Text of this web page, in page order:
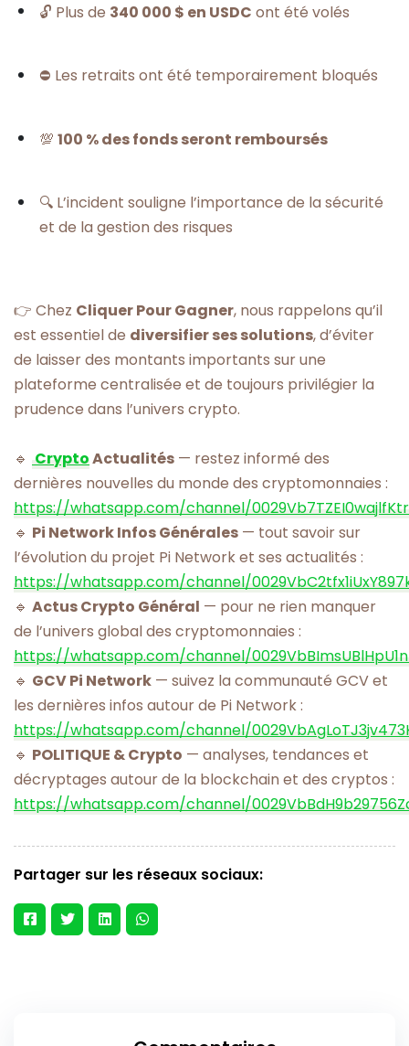
🔓 Plus de 340 000 $ en USDC ont été volés
⛔ Les retraits ont été temporairement bloqués
💯 100 % des fonds seront remboursés
🔍 L’incident souligne l’importance de la sécurité
et de la gestion des risques
👉 Chez Cliquer Pour Gagner, nous rappelons qu’il
est essentiel de diversifier ses solutions, d’éviter
de laisser des montants importants sur une
plateforme centralisée et de toujours privilégier la
prudence dans l’univers crypto.
🔹 CryptoActualités — restez informé des
dernières nouvelles du monde des cryptomonnaies :
https://whatsapp.com/channel/
🔹 Pi Network Infos Générales — tout savoir sur
l’évolution du projet Pi Network et ses actualités :
https://whatsapp.com/channel/
🔹 Actus Crypto Général — pour ne rien manquer
de l’univers global des cryptomonnaies :
https://whatsapp.com/channel/
🔹 GCV Pi Network — suivez la communauté GCV et
les dernières infos autour de Pi Network :
https://whatsapp.com/channel/
🔹 POLITIQUE & Crypto — analyses, tendances et
décryptages autour de la blockchain et des cryptos :
https://whatsapp.com/channel/
Partager sur les réseaux sociaux: